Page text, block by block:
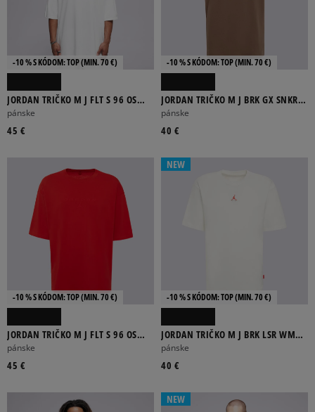
DLHÝ RUKÁV KRÁTKY RUKÁV
FILTROVAŤ PRODUKTY
-10 % S KÓDOM: TOP (MIN. 70 €)
JORDAN TRIČKO M J FLT S 96 OS
GFX SS CREW
pánske
45 €
-10 % S KÓDOM: TOP (MIN. 70 €)
JORDAN TRIČKO M J BRK GX SNKR
85 SS CRW
pánske
40 €
-10 % S KÓDOM: TOP (MIN. 70 €)
JORDAN TRIČKO M J FLT S 96 OS
GFX SS CREW
pánske
45 €
NEW
-10 % S KÓDOM: TOP (MIN. 70 €)
JORDAN TRIČKO M J BRK LSR WM
GFX SS CRW
pánske
40 €
NEW